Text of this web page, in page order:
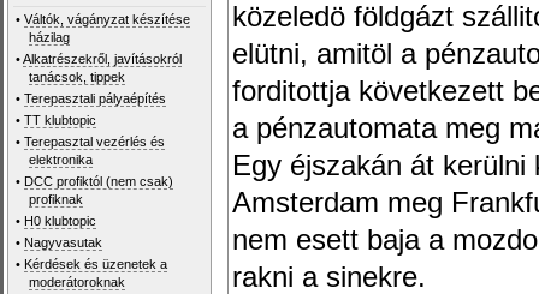
•Váltók, vágányzat készítése
házilag
•Alkatrészekről, javításokról
tanácsok, tippek
•Terepasztali pályaépítés
•TT klubtopic
•Terepasztal vezérlés és
elektronika
• DCC profiktól (nem csak)
profiknak
• H0 klubtopic
• Nagyvasutak
• Kérdések és üzenetek a
moderátoroknak
közeledö földgázt
elütni, amitöl a
forditottja következett
a pénzautomata meg
Egy éjszakán át
Amsterdam meg
nem esett baja a
rakni a sinekre.